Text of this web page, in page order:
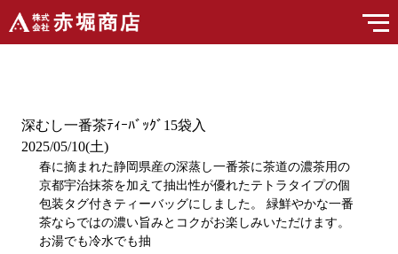
深むし一番茶ﾃｨｰﾊﾞｯｸﾞ15袋入
2025/05/10(土)
春に摘まれた静岡県産の深蒸し一番茶に茶道の濃茶用の
京都宇治抹茶を加えて抽出性が優れたテトラタイプの個
包装タグ付きティーバッグにしました。 緑鮮やかな一番
茶ならではの濃い旨みとコクがお楽しみいただけます。
お湯でも冷水でも抽